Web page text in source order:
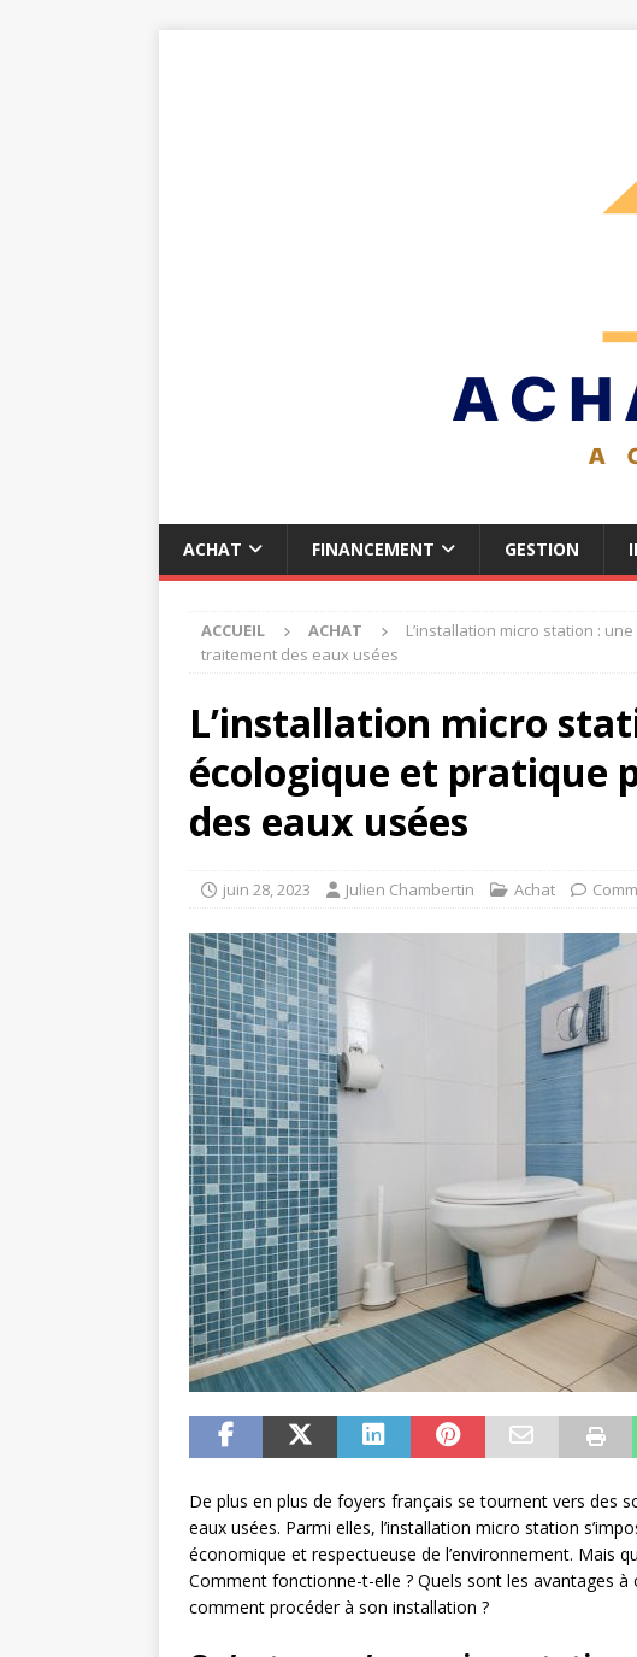
ACHAT FINANCEMENT GESTION
ACCUEIL ACHAT
L’installation micro station :
traitement des eaux usées
L’installation micro
écologique et pratique
des eaux usées
juin 28, 2023 Julien Chambertin Achat
De plus en plus de foyers français se tournent vers des
eaux usées. Parmi elles, l’installation micro station
économique et respectueuse de l’environnement. Mais
Comment fonctionne-t-elle ? Quels sont les avantages à
comment procéder à son installation ?